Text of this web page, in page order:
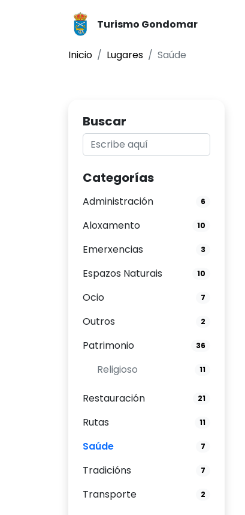
Turismo Gondomar
Inicio Lugares
Saúde
Buscar
Categorías
Administración 6
Aloxamento 10
Emerxencias 3
Espazos Naturais 10
Ocio 7
Outros 2
Patrimonio 36
Religioso 11
Restauración 21
Rutas 11
Saúde 7
Tradicións 7
Transporte 2